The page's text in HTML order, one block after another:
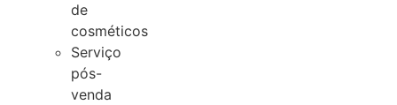
de
cosméticos
Serviço
pós-
venda